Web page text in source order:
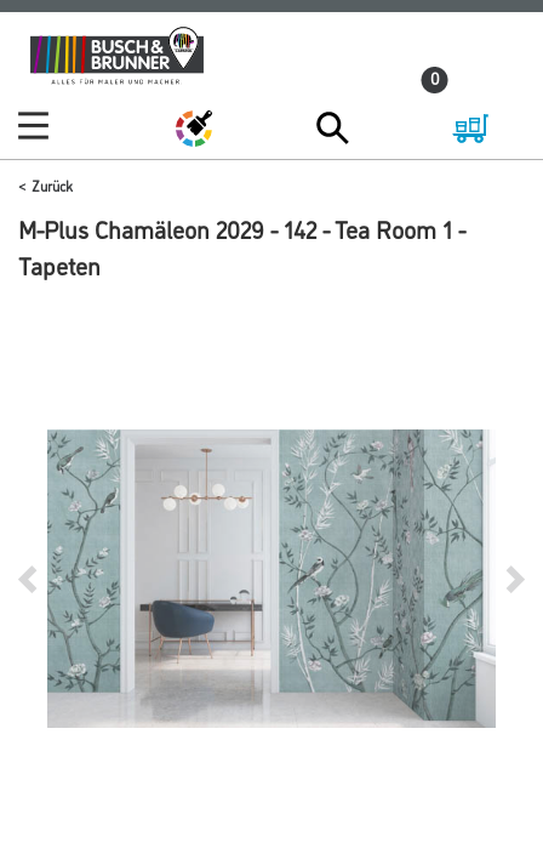
Zum
Inhalt
Zum
Navigationsmenü
0
Zurück
M-Plus Chamäleon 2029 - 142 - Tea Room 1 -
Tapeten